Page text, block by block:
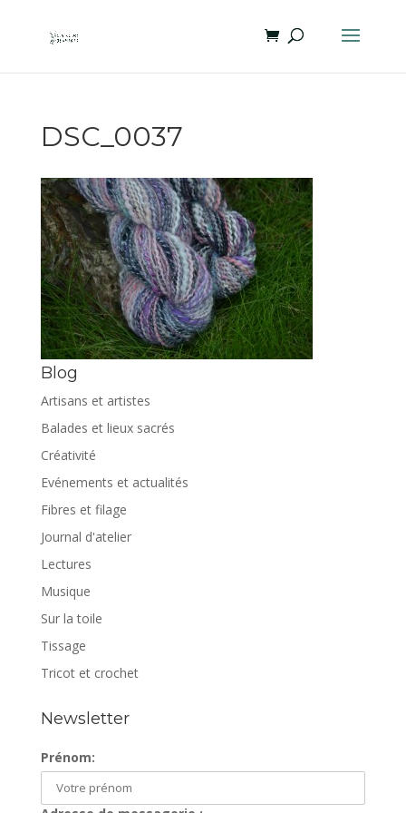
DSC_0037
Blog
Artisans et artistes
Balades et lieux sacrés
Créativité
Evénements et actualités
Fibres et filage
Journal d'atelier
Lectures
Musique
Sur la toile
Tissage
Tricot et crochet
Newsletter
Prénom: